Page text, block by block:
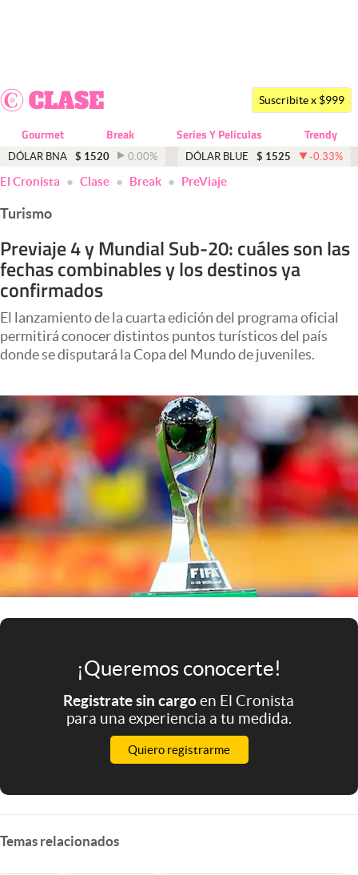
Dólar
Economía y Política
Finanzas y Mercados
Mercados Online
Negocios
Columnistas
Apertura
Clase
Clima
Mundial 2026
Eventos Corporativos
El Cronista Studio
Mediakit
Argentina
Suscribite x $999
Gourmet Break Series Y Peliculas Trendy
DÓLAR BNA $ 1520 0.00% DÓLAR BLUE $ 1525 -0.33%
El Cronista Clase Break PreViaje
Turismo
Previaje 4 y Mundial Sub-20: cuáles son las
fechas combinables y los destinos ya
confirmados
El lanzamiento de la cuarta edición del programa oficial
permitirá conocer distintos puntos turísticos del país
donde se disputará la Copa del Mundo de juveniles.
¡Queremos conocerte!
Registrate sin cargoen El Cronista
para una experiencia a tu medida.
Quiero registrarme
Temas relacionados